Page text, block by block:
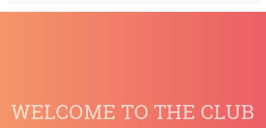
WELCOME TO THE CLUB